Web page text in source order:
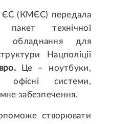
ЄС (КМЄС) передала
пакет технічної
обладнання для
Нацполіції
Це – ноутбуки,
офісні системи,
забезпечення.
створювати